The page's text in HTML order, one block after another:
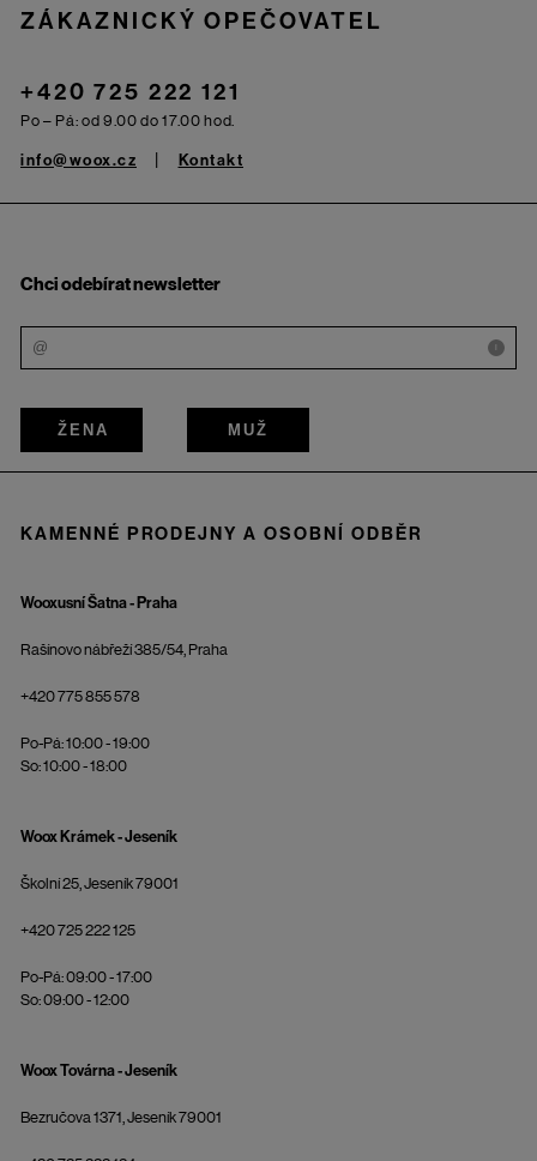
ZÁKAZNICKÝ OPEČOVATEL
+420 725 222 121
Po – Pá: od 9.00 do 17.00 hod.
info@woox.cz Kontakt
Chci odebírat newsletter
i
ŽENA MUŽ
KAMENNÉ PRODEJNY A OSOBNÍ ODBĚR
Wooxusní Šatna - Praha
Rašínovo nábřeží 385/54, Praha
+420 775 855 578
Po-Pá: 10:00 - 19:00
So: 10:00 - 18:00
Woox Krámek - Jeseník
Školní 25, Jeseník 79001
+420 725 222 125
Po-Pá: 09:00 - 17:00
So: 09:00 - 12:00
Woox Továrna - Jeseník
Bezručova 1371, Jeseník 79001